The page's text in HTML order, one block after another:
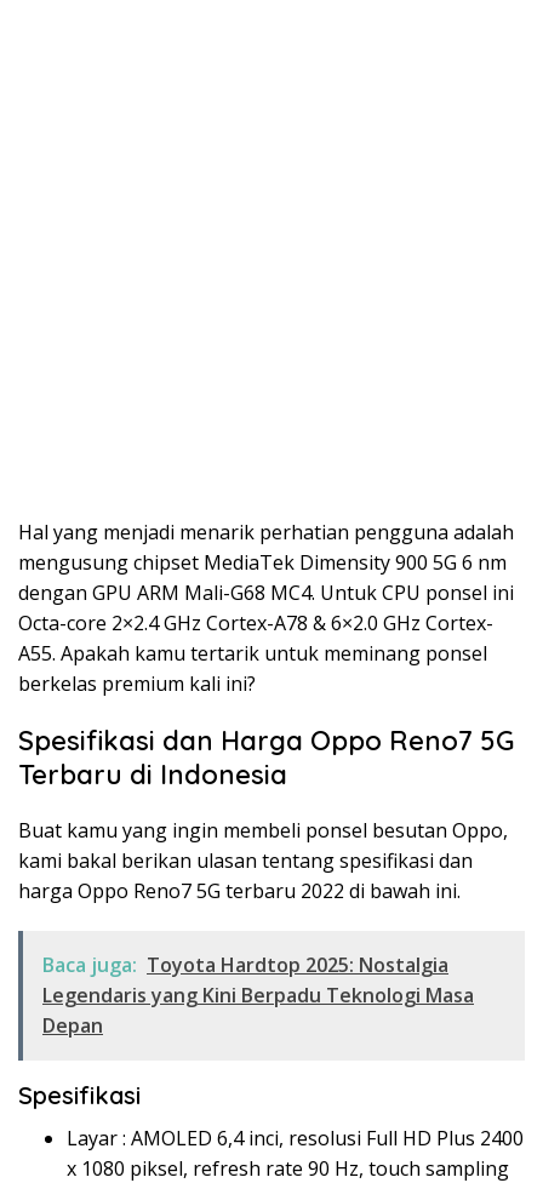
Hal yang menjadi menarik perhatian pengguna adalah
mengusung chipset MediaTek Dimensity 900 5G 6 nm
dengan GPU ARM Mali-G68 MC4. Untuk CPU ponsel ini
Octa-core 2×2.4 GHz Cortex-A78 & 6×2.0 GHz Cortex-
A55. Apakah kamu tertarik untuk meminang ponsel
berkelas premium kali ini?
Spesifikasi dan Harga Oppo Reno7 5G
Terbaru di Indonesia
Buat kamu yang ingin membeli ponsel besutan Oppo,
kami bakal berikan ulasan tentang spesifikasi dan
harga Oppo Reno7 5G terbaru 2022 di bawah ini.
Baca juga: Toyota Hardtop 2025: Nostalgia
Legendaris yang Kini Berpadu Teknologi Masa
Depan
Spesifikasi
Layar : AMOLED 6,4 inci, resolusi Full HD Plus 2400
x 1080 piksel, refresh rate 90 Hz, touch sampling